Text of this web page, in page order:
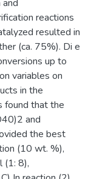
reactions
resulted in
(ca. 75%). Di e
up to
variables on
in the
found that the
and
the best
(10 wt. %),
(1: 8),